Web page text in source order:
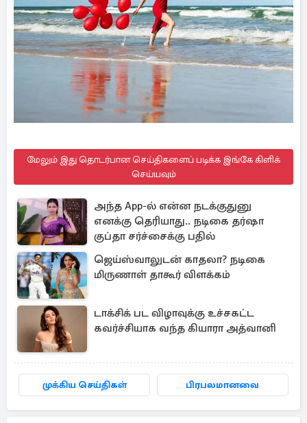
மேலும் இது தொடர்பான செய்திகளைப் படிக்க இங்கே கிளிக்
செய்யவும்
அந்த App-ல் என்ன நடக்குதுனு
எனக்கு தெரியாது.. நடிகை தர்ஷா
குப்தா சர்ச்சைக்கு பதில்
ஜெய்ஸ்வாலுடன் காதலா? நடிகை
மிருணாள் தாகூர் விளக்கம்
டாக்சிக் பட விழாவுக்கு உச்சகட்ட
கவர்ச்சியாக வந்த கியாரா அத்வானி
முக்கிய செய்திகள் பிரபலமானவை